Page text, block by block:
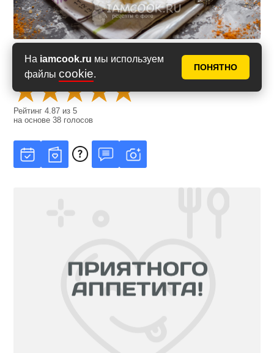
На iamcook.ru мы используем
файлы cookie.
ПОНЯТНО
Оценить рецепт
Рейтинг4.87 из5
на основе38 голосов